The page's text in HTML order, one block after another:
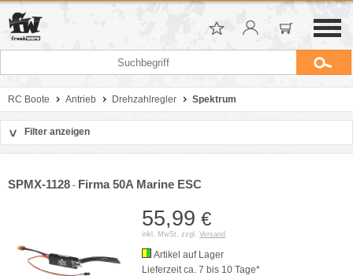
RC Boote Antrieb Drehzahlregler Spektrum
> Filter anzeigen
SPMX-1128 - Firma 50A Marine ESC
55,99 €
inkl. MwSt. zzgl. Versand
Artikel auf Lager
Lieferzeit ca. 7 bis 10 Tage*